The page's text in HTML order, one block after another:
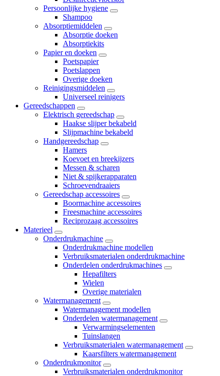
Persoonlijke hygiene
Shampoo
Absorptiemiddelen
Absorptie doeken
Absorptiekits
Papier en doeken
Poetspapier
Poetslappen
Overige doeken
Reinigingsmiddelen
Universeel reinigers
Gereedschappen
Elektrisch gereedschap
Haakse slijper bekabeld
Slijpmachine bekabeld
Handgereedschap
Hamers
Koevoet en breekijzers
Messen & scharen
Niet & spijkerapparaten
Schroevendraaiers
Gereedschap accessoires
Boormachine accessoires
Freesmachine accessoires
Reciprozaag accessoires
Materieel
Onderdrukmachine
Onderdrukmachine modellen
Verbruiksmaterialen onderdrukmachine
Onderdelen onderdrukmachines
Hepafilters
Wielen
Overige materialen
Watermanagement
Watermanagement modellen
Onderdelen watermanagement
Verwarmingselementen
Tuinslangen
Verbruiksmaterialen watermanagement
Kaarsfilters watermanagement
Onderdrukmonitor
Verbruiksmaterialen onderdrukmonitor